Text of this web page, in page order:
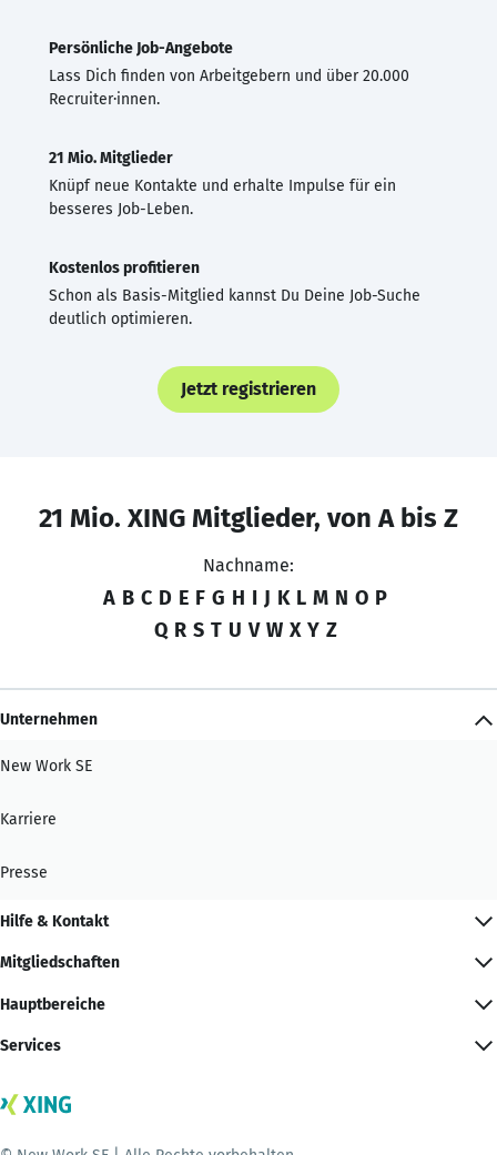
Persönliche Job-Angebote
Lass Dich finden von Arbeitgebern und über 20.000
Recruiter·innen.
21 Mio. Mitglieder
Knüpf neue Kontakte und erhalte Impulse für ein
besseres Job-Leben.
Kostenlos profitieren
Schon als Basis-Mitglied kannst Du Deine Job-Suche
deutlich optimieren.
Jetzt registrieren
21 Mio. XING Mitglieder, von A bis Z
Nachname:
A B C D E F G H I J K L M N O P
Q R S T U V W X Y Z
Unternehmen
New Work SE
Karriere
Presse
Hilfe & Kontakt
Mitgliedschaften
Hauptbereiche
Services